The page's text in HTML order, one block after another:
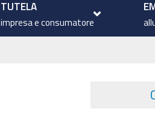
TUTELA
impresa e consumatore